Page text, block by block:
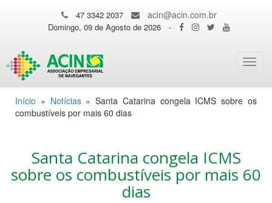
47 3342 2037 acin@acin.com.br
Domingo, 09 de Agosto de 2026 -
Início » Notícias»Santa Catarina congela ICMS sobre os
combustíveis por mais 60 dias
Santa Catarina congela ICMS
sobre os combustíveis por mais 60
dias